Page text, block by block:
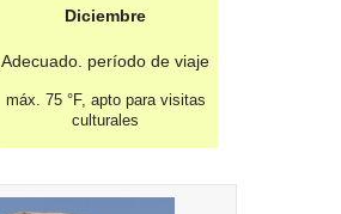
Diciembre
Adecuado. período de viaje
máx. 75 °F, apto para visitas
culturales